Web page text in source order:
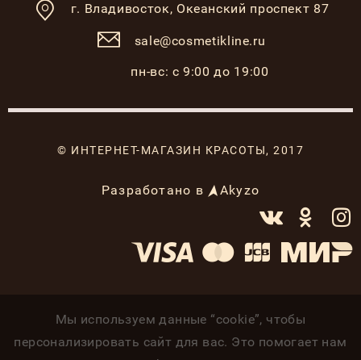
г. Владивосток, Океанский проспект 87
sale@cosmetikline.ru
пн-вс: с 9:00 до 19:00
© ИНТЕРНЕТ-МАГАЗИН КРАСОТЫ, 2017
Разработано в Akyzo
Мы используем данные “cookie”, чтобы
персонализировать сайт для вас. Это помогает нам